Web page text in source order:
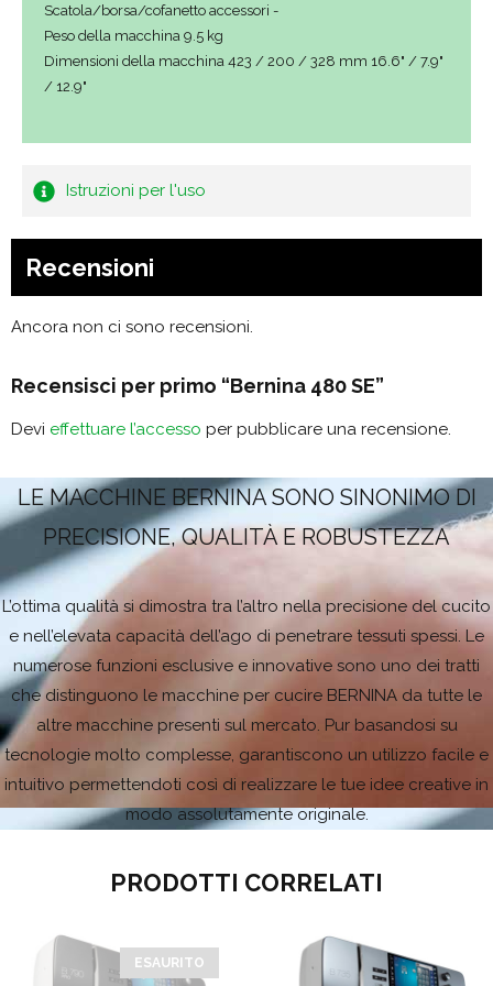
Scatola/borsa/cofanetto accessori -
Peso della macchina 9.5 kg
Dimensioni della macchina 423 / 200 / 328 mm 16.6" / 7.9"
/ 12.9"
Istruzioni per l'uso
Recensioni
Ancora non ci sono recensioni.
Recensisci per primo “Bernina 480 SE”
Devi effettuare l’accesso per pubblicare una recensione.
LE MACCHINE BERNINA SONO SINONIMO DI
PRECISIONE, QUALITÀ E ROBUSTEZZA
L’ottima qualità si dimostra tra l’altro nella precisione del cucito
e nell’elevata capacità dell’ago di penetrare tessuti spessi. Le
numerose funzioni esclusive e innovative sono uno dei tratti
che distinguono le macchine per cucire BERNINA da tutte le
altre macchine presenti sul mercato. Pur basandosi su
tecnologie molto complesse, garantiscono un utilizzo facile e
intuitivo permettendoti così di realizzare le tue idee creative in
modo assolutamente originale.
PRODOTTI CORRELATI
ESAURITO